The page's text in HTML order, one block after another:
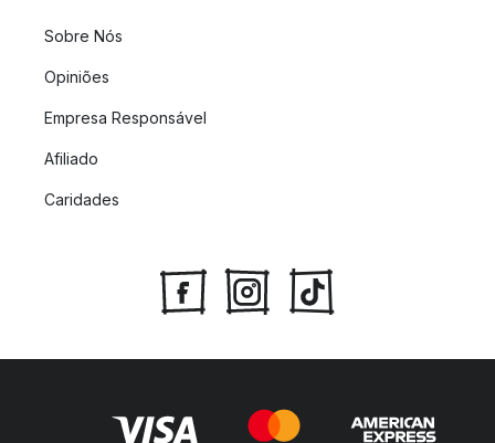
Sobre Nós
Opiniões
Empresa Responsável
Afiliado
Caridades